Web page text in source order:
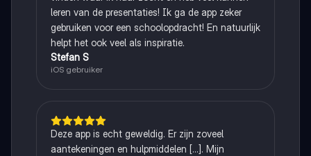
leren van de presentaties! Ik ga de app zeker
gebruiken voor een schoolopdracht! En natuurlijk
helpt het ook veel als inspiratie.
Stefan S
iOS gebruiker
Deze app is echt geweldig. Er zijn zoveel
aantekeningen en hulpmiddelen [...]. Mijn